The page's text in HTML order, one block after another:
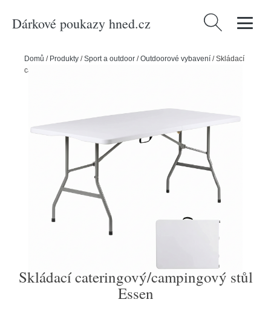
Dárkové poukazy hned.cz Vyhledávání
Domů / Produkty /Sport a outdoor /Outdoorové vybavení /Skládací
cateringový/campingový stůl Essen
Skládací cateringový/campingový stůl
Essen